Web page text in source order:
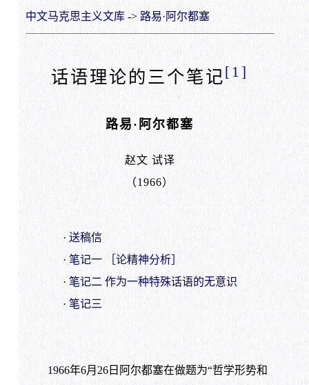
中文马克思主义文库-> 路易·阿尔都塞
话语理论的三个笔记[1]
路易·阿尔都塞
赵文 试译
（1966）
· 送稿信
· 笔记一 ［论精神分析］
· 笔记二 作为一种特殊话语的无意识
· 笔记三
1966年6月26日阿尔都塞在做题为“哲学形势和